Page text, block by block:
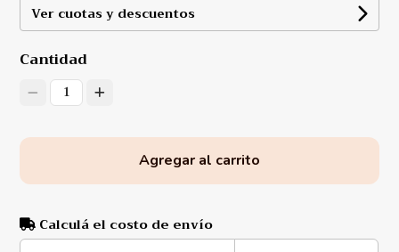
Ver cuotas y descuentos
Cantidad
1
Agregar al carrito
Calculá el costo de envío